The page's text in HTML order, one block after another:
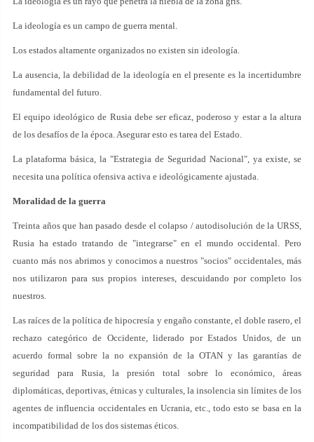
La ideología es un campo de guerra mental.
Los estados altamente organizados no existen sin ideología.
La ausencia, la debilidad de la ideología en el presente es la incertidumbre
fundamental del futuro.
El equipo ideológico de Rusia debe ser eficaz, poderoso y estar a la altura
de los desafíos de la época. Asegurar esto es tarea del Estado.
La plataforma básica, la "Estrategia de Seguridad Nacional", ya existe, se
necesita una política ofensiva activa e ideológicamente ajustada.
Moralidad de la guerra
Treinta años que han pasado desde el colapso / autodisolución de la URSS,
Rusia ha estado tratando de "integrarse" en el mundo occidental. Pero
cuanto más nos abrimos y conocimos a nuestros "socios" occidentales, más
nos utilizaron para sus propios intereses, descuidando por completo los
nuestros.
Las raíces de la política de hipocresía y engaño constante, el doble rasero, el
rechazo categórico de Occidente, liderado por Estados Unidos, de un
acuerdo formal sobre la no expansión de la OTAN y las garantías de
seguridad para Rusia, la presión total sobre lo económico, áreas
diplomáticas, deportivas, étnicas y culturales, la insolencia sin límites de los
agentes de influencia occidentales en Ucrania, etc., todo esto se basa en la
incompatibilidad de los dos sistemas éticos.